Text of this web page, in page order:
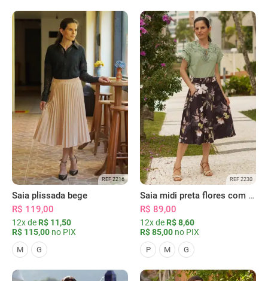
REF 2216
Saia plissada bege
R$ 119,00
12x de R$ 11,50
R$ 115,00 no PIX
M G
REF 2230
Saia midi preta flores com bolsos
R$ 89,00
12x de R$ 8,60
R$ 85,00 no PIX
P M G